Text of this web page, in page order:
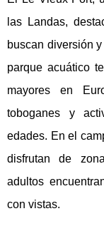
las Landas,
buscan diversión
parque acuático
mayores en
toboganes y
edades. En el
disfrutan de
adultos
con vistas.